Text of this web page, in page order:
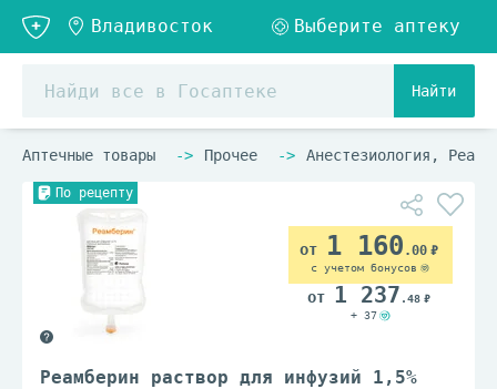
Найти
Аптечные товары Прочее Анестезиология,
По рецепту
Реамберин раствор для инфузий 1,5%
1 160 .00
с учетом бонусов
1 237 .48
+ 37